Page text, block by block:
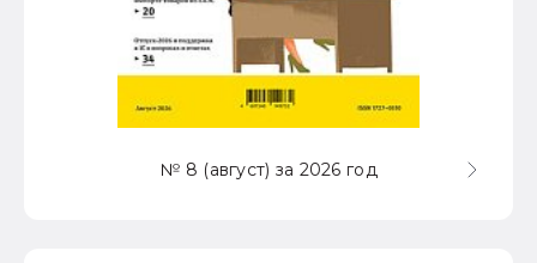
№ 8 (август) за 2026 год